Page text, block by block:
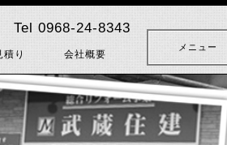
メニュー
り 会社概要
Tel 0968-24-8343